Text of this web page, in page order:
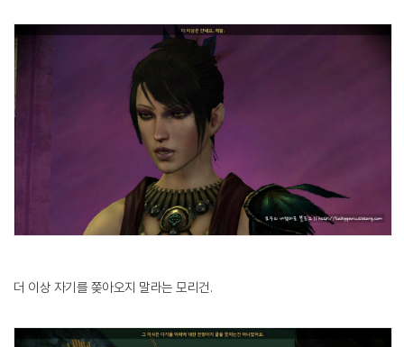
더 이상 자기를 쫒아오지 말라는 모리건.